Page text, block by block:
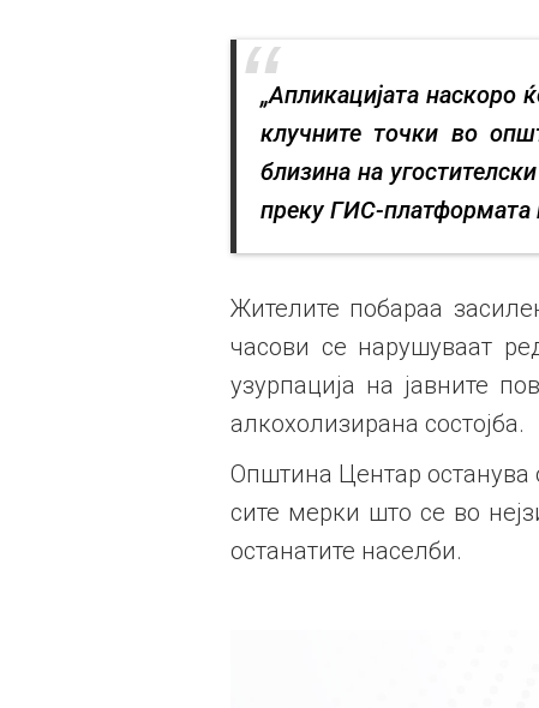
„Апликацијата наскоро
клучните точки во
близина на
преку ГИС-платформата
Жителите побараа
часови се нарушуваат
узурпација на јавните
алкохолизирана состојба.
Општина Центар останува
сите мерки што се во
останатите населби.